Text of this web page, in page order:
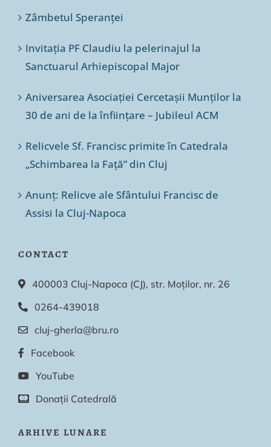
Zâmbetul Speranței
Invitația PF Claudiu la pelerinajul la
Sanctuarul Arhiepiscopal Major
Aniversarea Asociației Cercetașii Munților la
30 de ani de la înființare – Jubileul ACM
Relicvele Sf. Francisc primite în Catedrala
„Schimbarea la Față” din Cluj
Anunț: Relicve ale Sfântului Francisc de
Assisi la Cluj-Napoca
CONTACT
400003 Cluj-Napoca (CJ), str. Moților, nr. 26
0264-439018
cluj-gherla@bru.ro
Facebook
YouTube
Donații Catedrală
ARHIVE LUNARE